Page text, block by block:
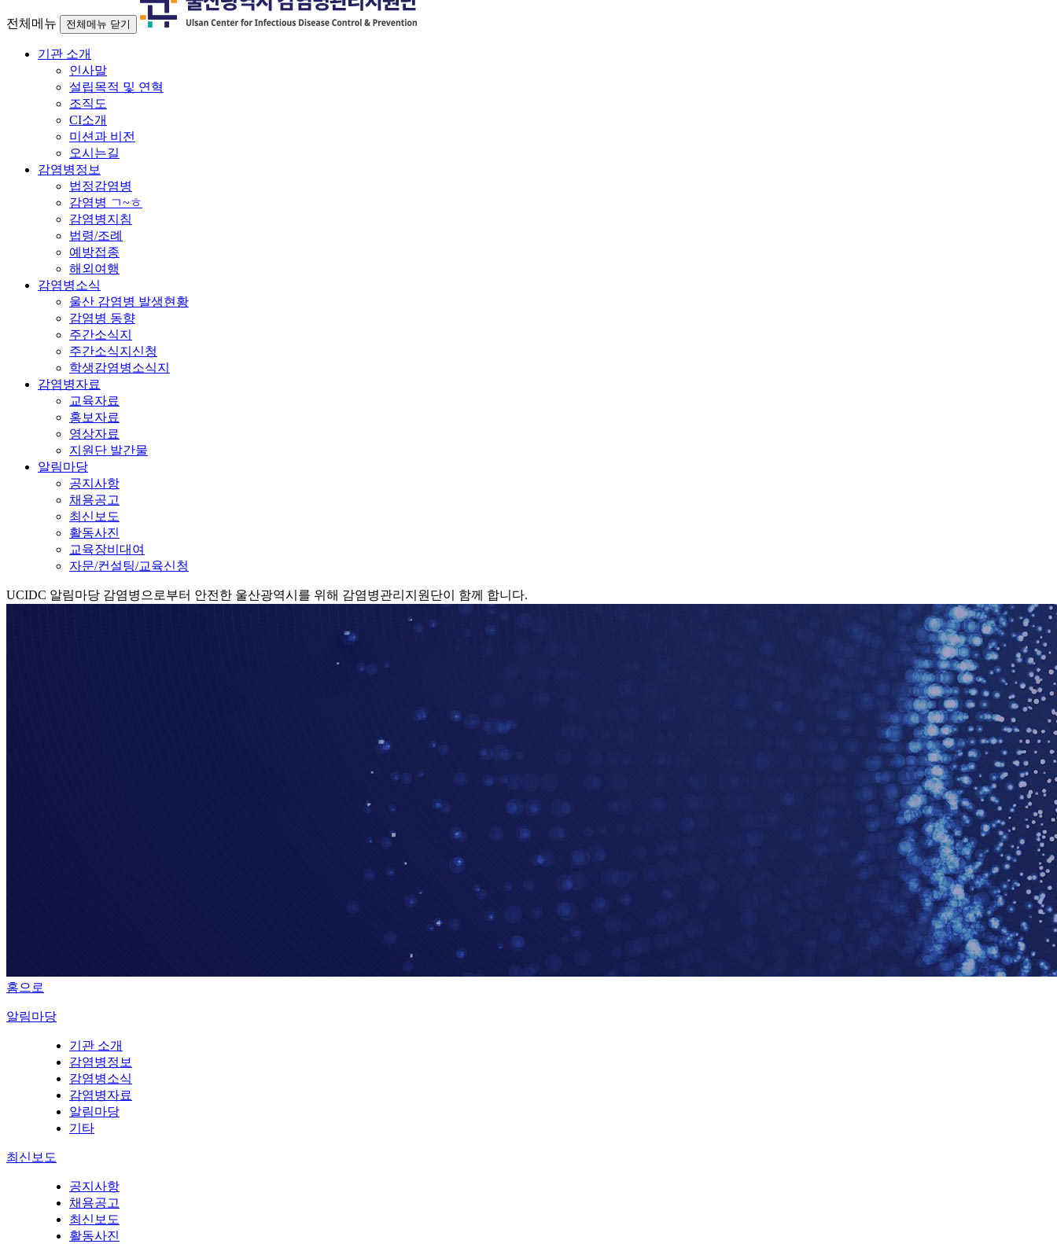
전체메뉴 전체메뉴 닫기
기관 소개
인사말
설립목적 및 연혁
조직도
CI소개
미션과 비전
오시는길
감염병정보
법정감염병
감염병 ㄱ~ㅎ
감염병지침
법령/조례
예방접종
해외여행
감염병소식
울산 감염병 발생현황
감염병 동향
주간소식지
주간소식지신청
학생감염병소식지
감염병자료
교육자료
홍보자료
영상자료
지원단 발간물
알림마당
공지사항
채용공고
최신보도
활동사진
교육장비대여
자문/컨설팅/교육신청
UCIDC 알림마당 감염병으로부터 안전한 울산광역시를 위해 감염병관리지원단이 함께 합니다.
홈으로
알림마당
기관 소개
감염병정보
감염병소식
감염병자료
알림마당
기타
최신보도
공지사항
채용공고
최신보도
활동사진